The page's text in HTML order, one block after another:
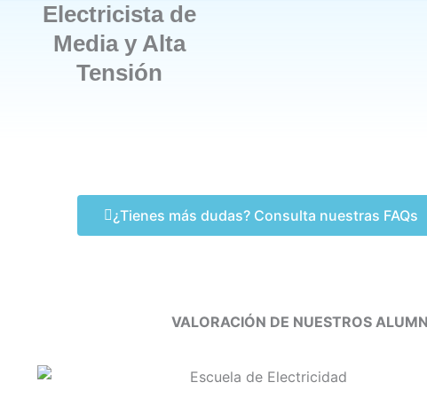
Electricista de
Media y Alta
Tensión
¿Tienes más dudas? Consulta nuestras FAQs
VALORACIÓN DE NUESTROS